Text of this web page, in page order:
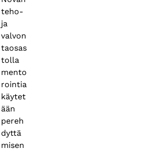
teho-
ja
valvon
taosas
tolla
mento
rointia
käytet
ään
pereh
dyttä
misen